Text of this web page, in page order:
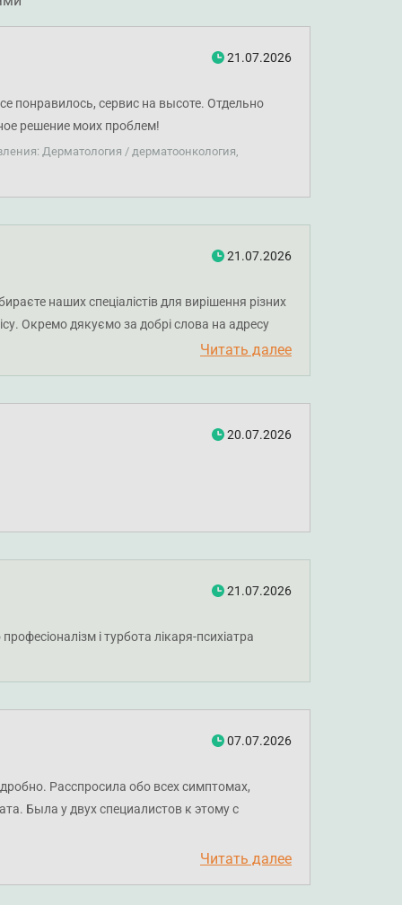
21.07.2026
понравилось, сервис на высоте. Отдельно
решение моих проблем!
Дерматология / дерматоонкология,
21.07.2026
наших спеціалістів для вирішення різних
Окремо дякуємо за добрі слова на адресу
Читать далее
20.07.2026
21.07.2026
і турбота лікаря-психіатра
07.07.2026
Расспросила обо всех симптомах,
Была у двух специалистов к этому с
этого врача. Дочке меняем лечение после
Читать далее